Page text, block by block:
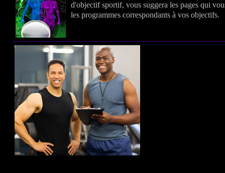
d'objectif sportif, vous suggera les pages qui
les programmes correspondants à vos objectifs.